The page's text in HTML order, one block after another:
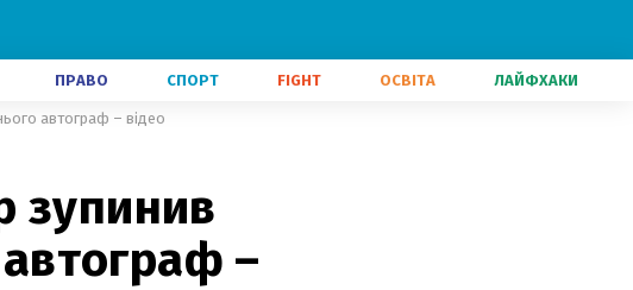
ПРАВО СПОРТ FIGHT ОСВІТА ЛАЙФХАКИ
автограф – відео
зупинив
–